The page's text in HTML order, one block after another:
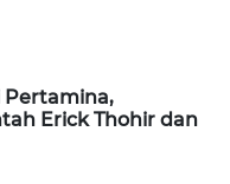
Pertamina,
Erick Thohir dan